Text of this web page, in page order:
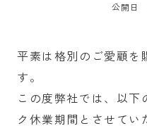
公開日
平素は格別のご愛顧を
す。
この度弊社では、以
ク休業期間とさせてい